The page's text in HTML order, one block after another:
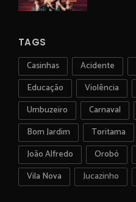
TAGS
Casinhas Acidente
Educação
Violência
Umbuzeiro
Carnaval
Bom Jardim
Toritama
João Alfredo
Orobó
Vila Nova
Jucazinho